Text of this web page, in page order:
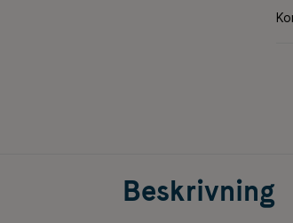
Beskrivning